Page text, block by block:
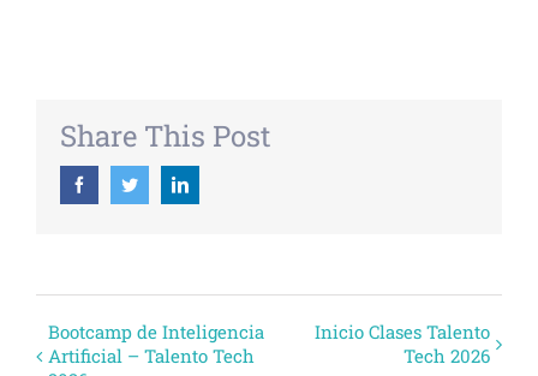
Share This Post
FacebookTwitterLinkedin
Evento
Bootcamp de Inteligencia
Artificial – Talento Tech
Inicio Clases Talento
Tech 2026